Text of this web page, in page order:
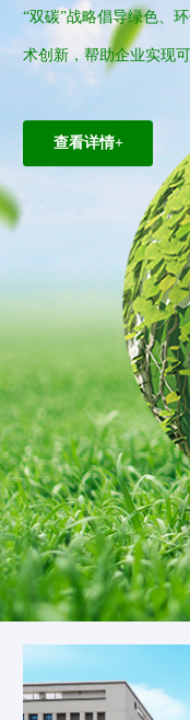
“双碳”战略倡导绿色、
术创新，帮助企业实现
查看详情+